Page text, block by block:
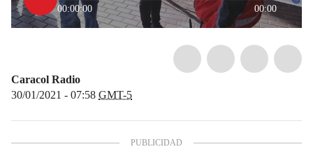
00:00:00 00:00
Caracol Radio
30/01/2021 - 07:58 GMT-5